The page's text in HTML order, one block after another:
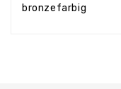
bronzefarbig